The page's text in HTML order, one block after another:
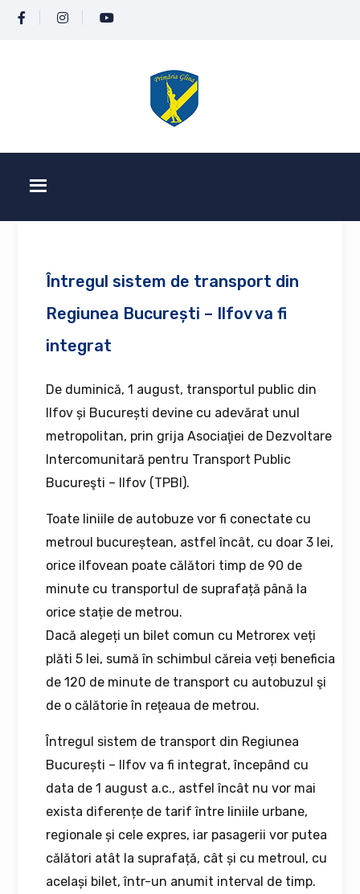
Întregul sistem de transport din
Regiunea București – Ilfov va fi
integrat
De duminică, 1 august, transportul public din
Ilfov și București devine cu adevărat unul
metropolitan, prin grija Asociaţiei de Dezvoltare
Intercomunitară pentru Transport Public
Bucureşti – Ilfov (TPBI).
Toate liniile de autobuze vor fi conectate cu
metroul bucureștean, astfel încât, cu doar 3 lei,
orice ilfovean poate călători timp de 90 de
minute cu transportul de suprafață până la
orice stație de metrou.
Dacă alegeți un bilet comun cu Metrorex veți
plăti 5 lei, sumă în schimbul căreia veți beneficia
de 120 de minute de transport cu autobuzul şi
de o călătorie în reţeaua de metrou.
Întregul sistem de transport din Regiunea
București – Ilfov va fi integrat, începând cu
data de 1 august a.c., astfel încât nu vor mai
exista diferențe de tarif între liniile urbane,
regionale și cele expres, iar pasagerii vor putea
călători atât la suprafață, cât și cu metroul, cu
același bilet, într-un anumit interval de timp.